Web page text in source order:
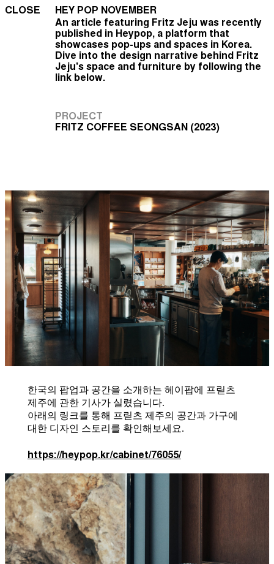
CLOSE
HEY POP NOVEMBER
An article featuring Fritz Jeju was recently
published in Heypop, a platform that
showcases pop-ups and spaces in Korea.
Dive into the design narrative behind Fritz
Jeju's space and furniture by following the
link below.
PROJECT
FRITZ COFFEE SEONGSAN (2023)
한국의 팝업과 공간을 소개하는 헤이팝에 프릳츠
제주에 관한 기사가 실렸습니다.
아래의 링크를 통해 프릳츠 제주의 공간과 가구에
대한 디자인 스토리를 확인해보세요.
https://heypop.kr/cabinet/76055/